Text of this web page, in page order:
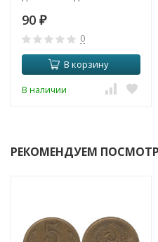
90 ₽
0
В корзину
В наличии
РЕКОМЕНДУЕМ